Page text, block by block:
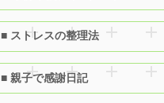
■ ストレスの整理法
■ 親子で感謝日記